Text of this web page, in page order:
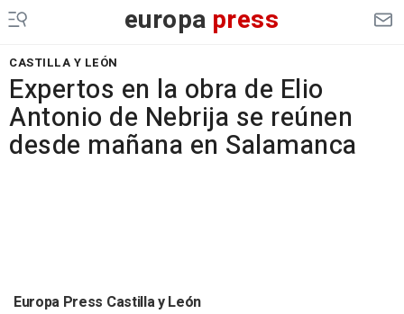
europa press
CASTILLA Y LEÓN
Expertos en la obra de Elio
Antonio de Nebrija se reúnen
desde mañana en Salamanca
Europa Press Castilla y León